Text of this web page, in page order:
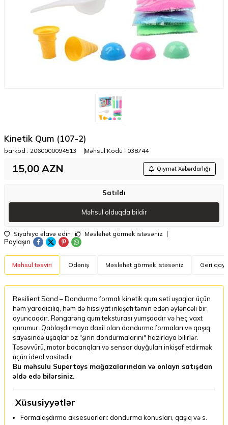
Kinetik Qum (107-2)
barkod : 2060000094513 Məhsul Kodu : 038744
15,00 AZN Qiymət Xəbərdarlığı
Satıldı
Məhsul olduqda bildir
Siyahıya əlavə edin Məsləhət görmək istəsəniz
Paylaşın
Məhsul təsviri Ödəniş Məsləhət görmək istəsəniz Geri
Resilient Sand – Dondurma formalı kinetik qum seti uşaqlar üçün
həm yaradıcılıq, həm də hissiyat inkişafı təmin edən əyləncəli bir
oyuncaqdır. Rəngarəng qum teksturası yumşaqdır və heç vaxt
qurumur. Qablaşdırmaya daxil olan dondurma formaları və qaşıq
sayəsində uşaqlar öz "şirin dondurmalarını" hazırlaya bilirlər.
Təsəvvürü, motor bacarıqları və sensor duyğuları inkişaf etdirmək
üçün ideal vasitədir.
Bu məhsulu Supertoys mağazalarından və onlayn satışdan
əldə edə bilərsiniz.
Xüsusiyyətlər
Formalaşdırma aksesuarları: dondurma konusları, qaşıq və s.